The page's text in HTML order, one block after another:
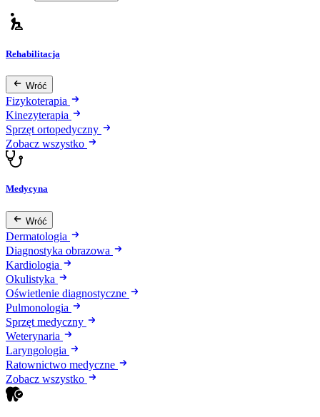
Rehabilitacja
Wróć
Fizykoterapia
Kinezyterapia
Sprzęt ortopedyczny
Zobacz wszystko
Medycyna
Wróć
Dermatologia
Diagnostyka obrazowa
Kardiologia
Okulistyka
Oświetlenie diagnostyczne
Pulmonologia
Sprzęt medyczny
Weterynaria
Laryngologia
Ratownictwo medyczne
Zobacz wszystko